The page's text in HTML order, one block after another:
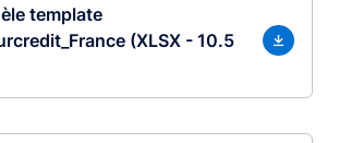
template
(XLSX - 10.5